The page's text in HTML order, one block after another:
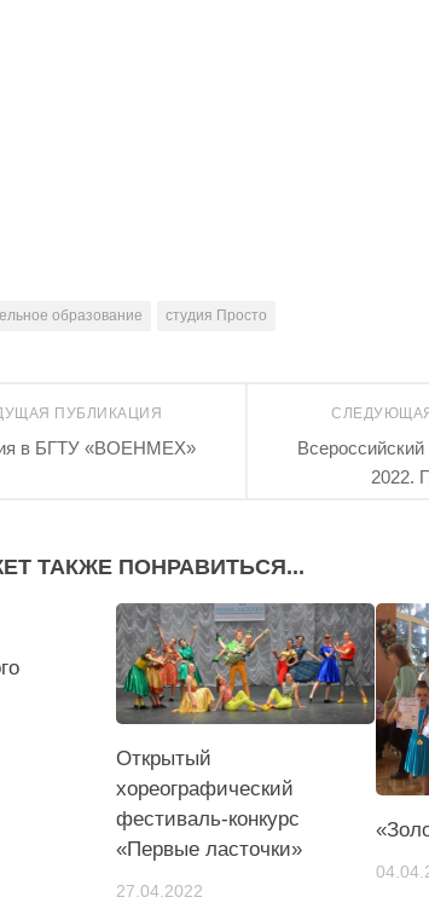
образование студия Просто
Всероссийский
2022.
ПУБЛИКАЦИЯ
в БГТУ «ВОЕНМЕХ»
ТАКЖЕ ПОНРАВИТЬСЯ...
Открытый
хореографический
фестиваль-конкурс
«Первые ласточки»
27.04.2022